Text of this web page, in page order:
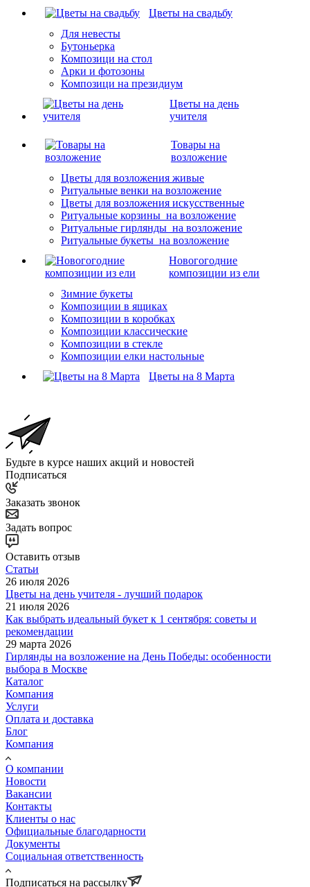
Цветы на свадьбу
Для невесты
Бутоньерка
Композици на стол
Арки и фотозоны
Композици на президиум
Цветы на день
учителя
Товары на
возложение
Цветы для возложения живые
Ритуальные венки на возложение
Цветы для возложения искусственные
Ритуальные корзины на возложение
Ритуальные гирлянды на возложение
Ритуальные букеты на возложение
Новогогодние
композиции из ели
Зимние букеты
Композиции в ящиках
Композиции в коробках
Композиции классические
Композиции в стекле
Композиции елки настольные
Цветы на 8 Марта
Будьте в курсе наших акций и новостей
Подписаться
Заказать звонок
Задать вопрос
Оставить отзыв
Статьи
26 июля 2026
Цветы на день учителя - лучший подарок
21 июля 2026
Как выбрать идеальный букет к 1 сентября: советы и
рекомендации
29 марта 2026
Гирлянды на возложение на День Победы: особенности
выбора в Москве
Каталог
Компания
Услуги
Оплата и доставка
Блог
Компания
О компании
Новости
Вакансии
Контакты
Клиенты о нас
Официальные благодарности
Документы
Социальная ответственность
Подписаться на рассылку